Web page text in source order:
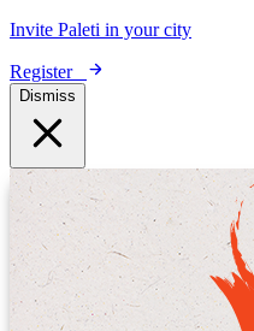
Invite Paleti in your city
Register
Dismiss